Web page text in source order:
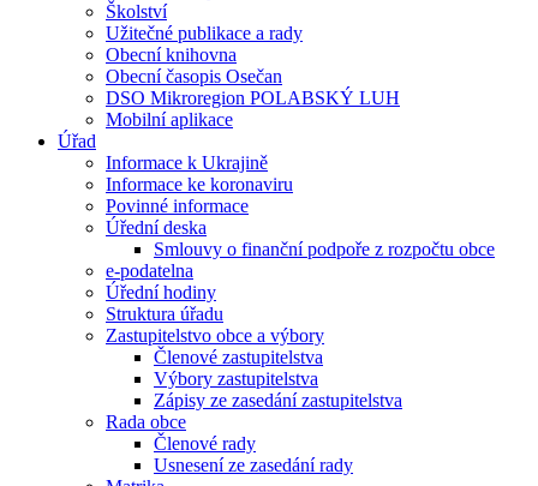
Školství
Užitečné publikace a rady
Obecní knihovna
Obecní časopis Osečan
DSO Mikroregion POLABSKÝ LUH
Mobilní aplikace
Úřad
Informace k Ukrajině
Informace ke koronaviru
Povinné informace
Úřední deska
Smlouvy o finanční podpoře z rozpočtu obce
e-podatelna
Úřední hodiny
Struktura úřadu
Zastupitelstvo obce a výbory
Členové zastupitelstva
Výbory zastupitelstva
Zápisy ze zasedání zastupitelstva
Rada obce
Členové rady
Usnesení ze zasedání rady